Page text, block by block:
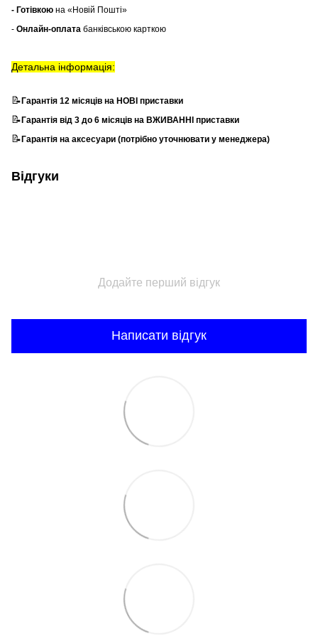
- Готівкою на «Новій Пошті»
- Онлайн-оплата банківською карткою
Детальна інформація:
📝Гарантія 12 місяців на НОВІ приставки
📝Гарантія від 3 до 6 місяців на ВЖИВАННІ приставки
📝Гарантія на аксесуари (потрібно уточнювати у менеджера)
Відгуки
Додайте перший відгук
Написати відгук